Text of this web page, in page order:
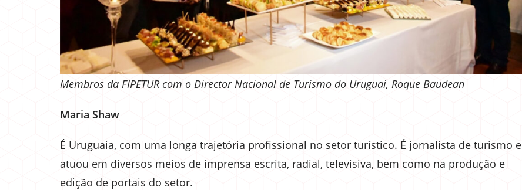
Membros da FIPETUR com o Director Nacional de Turismo do Uruguai, Roque Baudean
Maria Shaw
É Uruguaia, com uma longa trajetória profissional no setor turístico. É jornalista de turismo e
atuou em diversos meios de imprensa escrita, radial, televisiva, bem como na produção e
edição de portais do setor.